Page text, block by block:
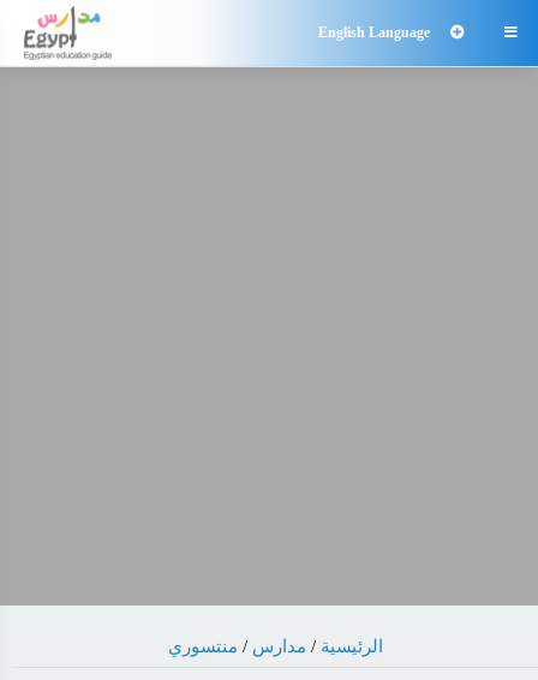

English Language
الرئيسية / مدارس / منتسوري